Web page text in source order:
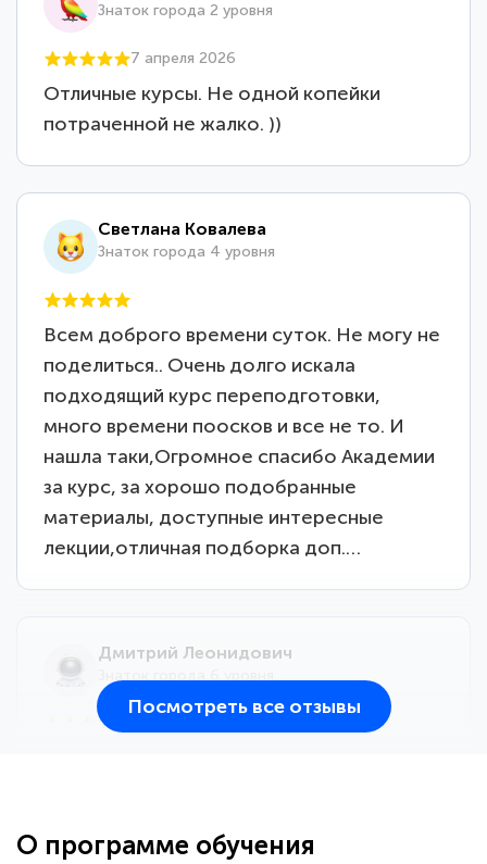
Знаток города 2 уровня
7 апреля 2026
Отличные курсы. Не одной копейки
потраченной не жалко. ))
Светлана Ковалева
Знаток города 4 уровня
Всем доброго времени суток. Не могу не
поделиться.. Очень долго искала
подходящий курс переподготовки,
много времени поосков и все не то. И
нашла таки,Огромное спасибо Академии
за курс, за хорошо подобранные
материалы, доступные интересные
лекции,отличная подборка доп.…
Дмитрий Леонидович
большое количество методических
Посмотреть все отзывы
О программе обучения